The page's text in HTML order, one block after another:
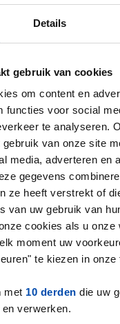
Details
gebruik van cookies
om content en
functies voor social
te analyseren.
van onze site
media, adverteren en
gegevens
ze heeft verstrekt of
van uw gebruik van
cookies als u onze
moment uw
te kiezen in onze
met 10 derden die uw
verwerken.
als eerste!
€
geleden gevonden